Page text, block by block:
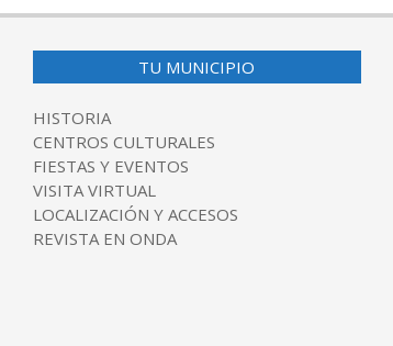
TU MUNICIPIO
HISTORIA
CENTROS CULTURALES
FIESTAS Y EVENTOS
VISITA VIRTUAL
LOCALIZACIÓN Y ACCESOS
REVISTA EN ONDA